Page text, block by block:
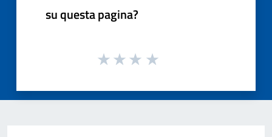
su questa pagina?